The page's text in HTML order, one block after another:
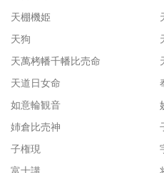
天棚機姫
天狗
天萬栲幡千幡比売命
天道日女命
如意輪観音
姉倉比売神
子権現